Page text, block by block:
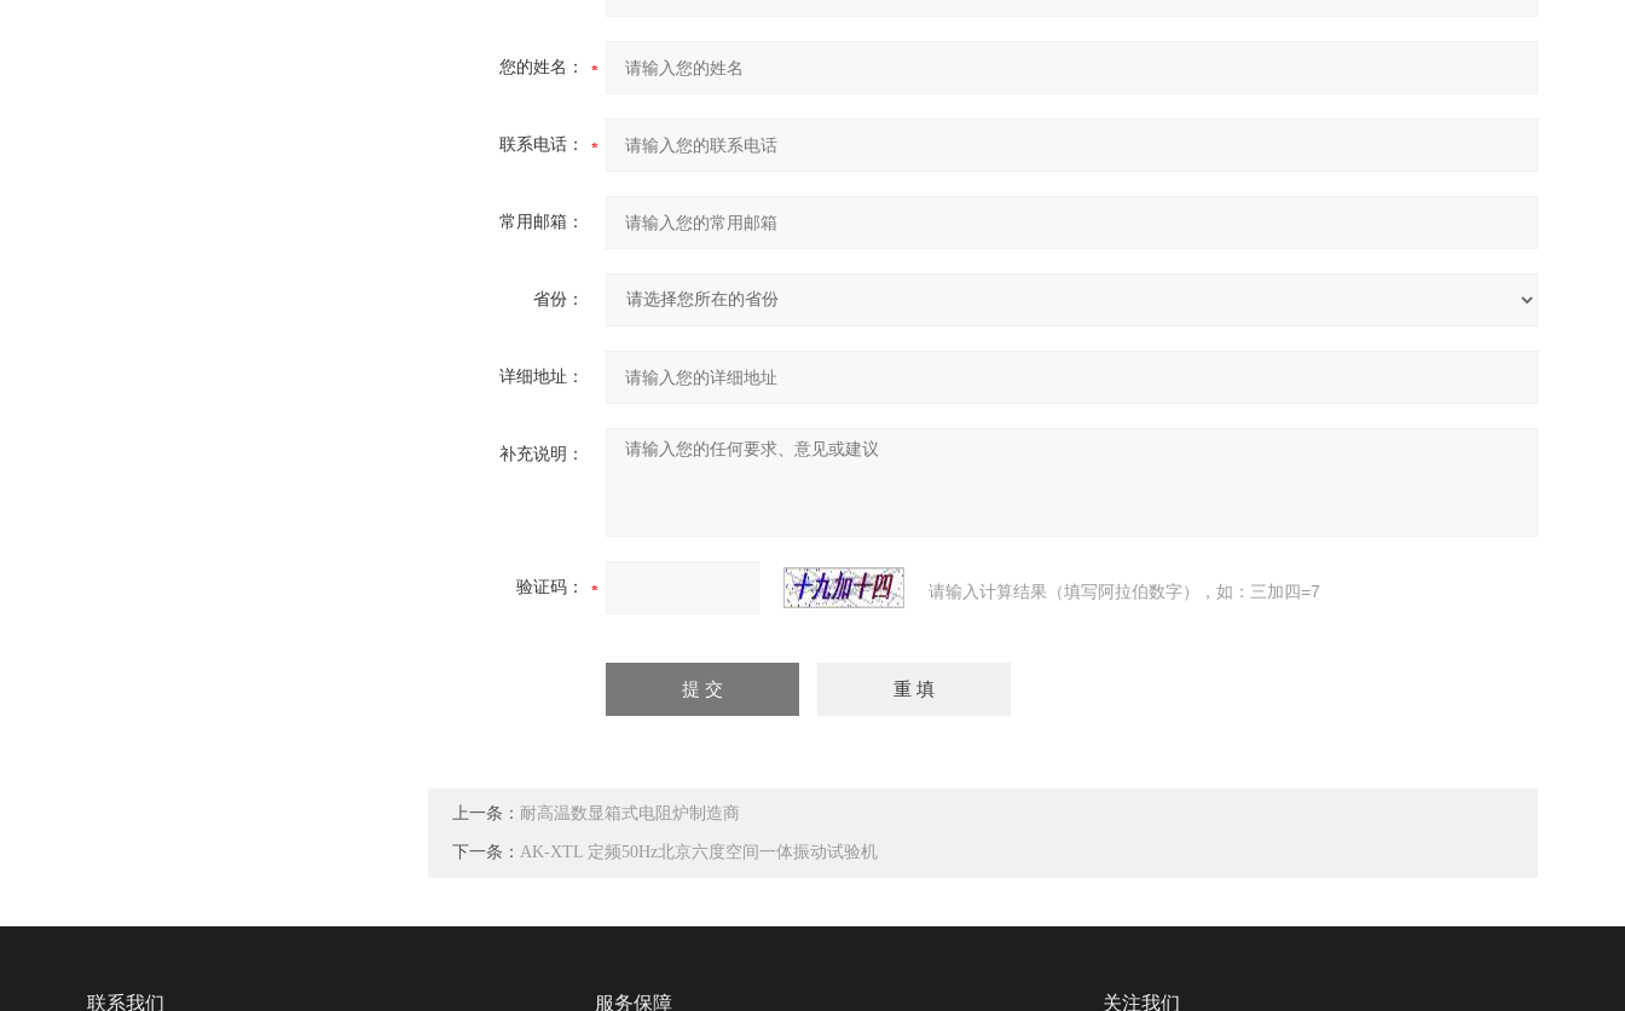
您的姓名：
联系电话：
常用邮箱：
省份：
详细地址：
补充说明：
验证码： 请输入计算结果（填写阿拉伯数字），如：三加四=7
上一条： 耐高温数显箱式电阻炉制造商
下一条： AK-XTL 定频50Hz北京六度空间一体振动试验机
联系我们 服务保障 关注我们